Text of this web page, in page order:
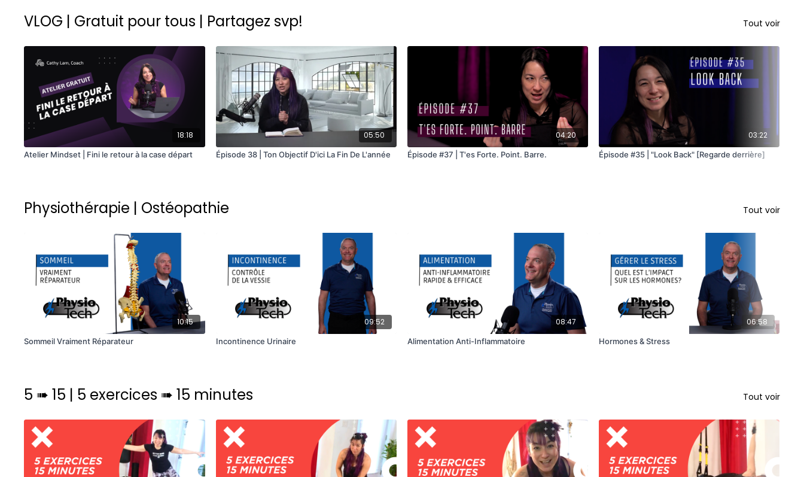
VLOG | Gratuit pour tous | Partagez svp! Tout voir
18:18
Atelier Mindset | Fini le retour à la case départ
05:50
Épisode 38 | Ton Objectif D'ici La Fin De L'année
04:20
Épisode #37 | T'es Forte. Point. Barre.
03:22
Épisode #35 | "Look Back" [Regarde derrière]
Physiothérapie | Ostéopathie Tout voir
10:15
Sommeil Vraiment Réparateur
09:52
Incontinence Urinaire
08:47
Alimentation Anti-Inflammatoire
06:58
Hormones & Stress
5 ➠ 15 | 5 exercices ➠ 15 minutes Tout voir